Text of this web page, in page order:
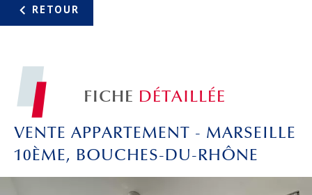
FICHE DÉTAILLÉE
VENTE APPARTEMENT - MARSEILLE
10ÈME, BOUCHES-DU-RHÔNE